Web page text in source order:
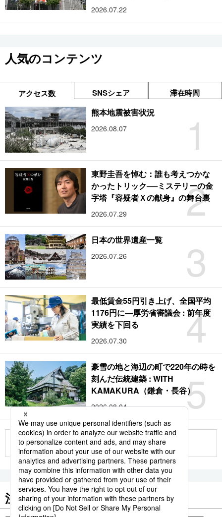
2026.07.22
人気のコンテンツ
アクセス数 SNSシェア 滞在時間
1
熊本地震被害状況
2026.08.07
2
東野圭吾を悼む：誰も考えつかな
かったトリック──ミステリーの金
字塔『容疑者Ｘの献身』の舞台裏
2026.07.29
3
日本の世界遺産一覧
2026.07.26
4
最低賃金55円引き上げ、全国平均
1176円に―厚労省審議会 : 前年度
実績を下回る
2026.07.30
5
豪雪の地と海辺の町で220年の時を
刻んだ伝統建築 : WITH
KAMAKURA（鎌倉・長谷）
2026.08.04
もっと見る
注目のキーワード